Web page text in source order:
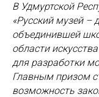
В Удмуртской
«Русский музей –
объединившей
области
для разработки
Главным призом
возможность